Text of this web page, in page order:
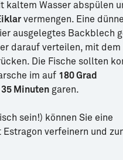
kaltem Wasser abspülen
vermengen. Eine dünne
ausgelegtes Backblech
darauf verteilen, mit dem
Die Fische sollten
im auf 180 Grad
Minuten garen.
sein!) können Sie eine
verfeinern und